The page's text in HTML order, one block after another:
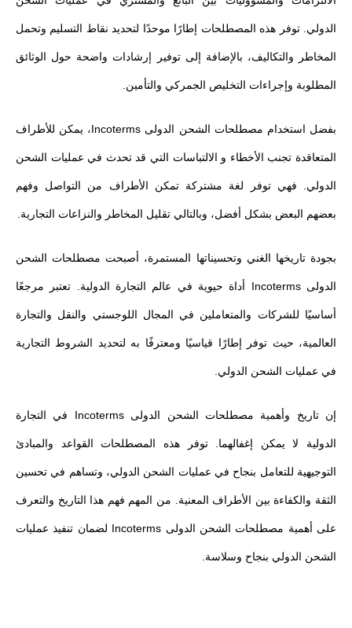
الدولي. توفر هذه المصطلحات إطارًا موحدًا لتحديد نقاط التسليم وتحمل
المخاطر والتكاليف، بالإضافة إلى توفير إرشادات واضحة حول الوثائق
المطلوبة وإجراءات التخليص الجمركي والتأمين.
بفضل استخدام مصطلحات الشحن الدولى Incoterms، يمكن للأطراف
المتعاقدة تجنب الأخطاء و الالتباسات التي قد تحدث في عمليات الشحن
الدولي. فهي توفر لغة مشتركة تمكن الأطراف من التواصل وفهم
بعضهم البعض بشكل أفضل، وبالتالي تقليل المخاطر والنزاعات التجارية.
بجودة تاريخها الغني وتحسيناتها المستمرة، أصبحت مصطلحات الشحن
الدولى Incoterms أداة حيوية في عالم التجارة الدولية. تعتبر مرجعًا
أساسيًا للشركات والمتعاملين في المجال اللوجستي والنقل والتجارة
العالمية، حيث توفر إطارًا قياسيًا ومعترفًا به لتحديد الشروط التجارية
في عمليات الشحن الدولي.
إن تاريخ وأهمية مصطلحات الشحن الدولى Incoterms في التجارة
الدولية لا يمكن إغفالهما. توفر هذه المصطلحات القواعد والمبادئ
التوجيهية للتعامل بنجاح في عمليات الشحن الدولي، وتساهم في تحسين
الثقة والكفاءة بين الأطراف المعنية. من المهم فهم هذا التاريخ والتعرف
على أهمية مصطلحات الشحن الدولى Incoterms لضمان تنفيذ عمليات
الشحن الدولي بنجاح وسلاسة.